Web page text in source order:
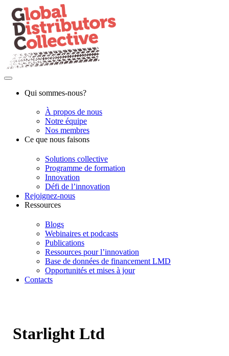
Qui sommes-nous?
À propos de nous
Notre équipe
Nos membres
Ce que nous faisons
Solutions collective
Programme de formation
Innovation
Défi de l’innovation
Rejoignez-nous
Ressources
Blogs
Webinaires et podcasts
Publications
Ressources pour l’innovation
Base de données de financement LMD
Opportunités et mises à jour
Contacts
Starlight Ltd